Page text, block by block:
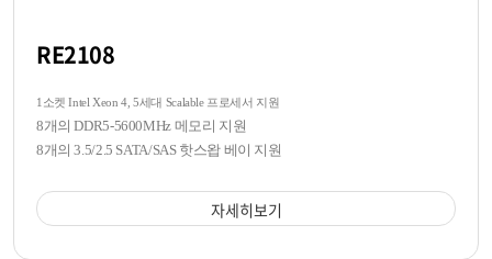
RE2108
1소켓 Intel Xeon 4, 5세대 Scalable 프로세서 지원
8개의 DDR5-5600MHz 메모리 지원
8개의 3.5/2.5 SATA/SAS 핫스왑 베이 지원
자세히보기